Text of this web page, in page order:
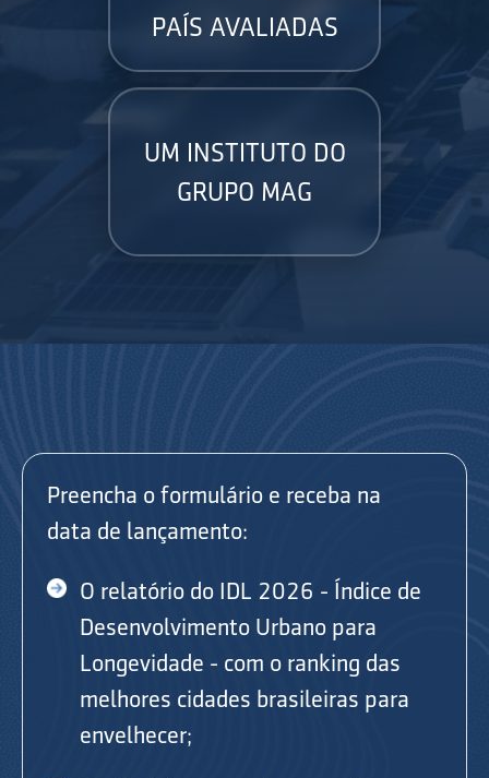
PAÍS AVALIADAS
UM INSTITUTO DO
GRUPO MAG
Preencha o formulário e receba na
data de lançamento:
O relatório do IDL 2026 - Índice de
Desenvolvimento Urbano para
Longevidade - com o ranking das
melhores cidades brasileiras para
envelhecer;